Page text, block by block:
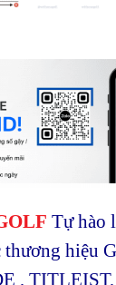
Tự hào
thương hiệu
,